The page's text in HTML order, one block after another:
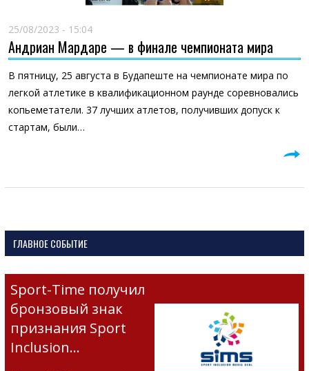
25/08/2023 - 15:04
Андриан Мардаре — в финале чемпионата мира
В пятницу, 25 августа в Будапеште на чемпионате мира по
легкой атлетике в квалификационном раунде соревновались
копьеметатели. 37 лучших атлетов, получивших допуск к
стартам, были…
ГЛАВНОЕ СОБЫТИЕ
Sport-Time получил
бронзовый знак
признания Sport
Inclusion…